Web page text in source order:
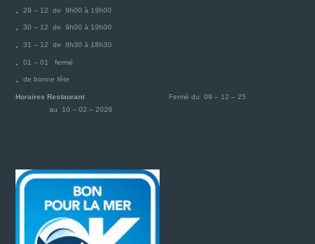
29 – 12 de 9h00 à 19h00
30 – 12 de 9h00 à 19h00
31 – 12 de 8h30 à 18h30
01 – 01 fermé
de bonne fête
Horaires Restaurant Fermé du 09 – 12 – 25
au 10 – 02 – 2026